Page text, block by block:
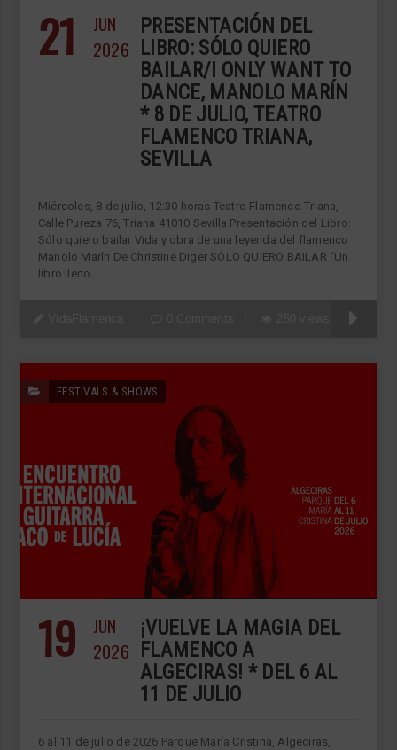
21
JUN
2026
PRESENTACIÓN DEL
LIBRO: SÓLO QUIERO
BAILAR/I ONLY WANT TO
DANCE, MANOLO MARÍN
* 8 DE JULIO, TEATRO
FLAMENCO TRIANA,
SEVILLA
Miércoles, 8 de julio, 12:30 horas Teatro Flamenco Triana,
Calle Pureza 76, Triana 41010 Sevilla Presentación del Libro:
Sólo quiero bailar Vida y obra de una leyenda del flamenco
Manolo Marín De Christine Diger SÓLO QUIERO BAILAR “Un
libro lleno
FESTIVALS & SHOWS
19
JUN
2026
¡VUELVE LA MAGIA DEL
FLAMENCO A
ALGECIRAS! * DEL 6 AL
11 DE JULIO
6 al 11 de julio de 2026 Parque María Cristina, Algeciras,